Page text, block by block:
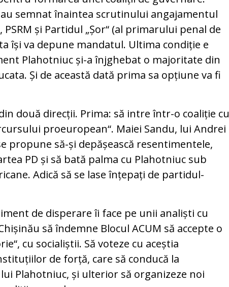
au semnat înaintea scrutinului angajamentul
PSRM și Partidul „Șor“ (al primarului penal de
își va depune mandatul. Ultima condiție e
Plahotniuc și-a înjghebat o majoritate din
Și de această dată prima sa opțiune va fi
două direcții. Prima: să intre într-o coaliție cu
proeuropean“. Maiei Sandu, lui Andrei
propune să-și depășească resentimentele,
PD și să bată palma cu Plahotniuc sub
Adică să se lase înțepați de partidul-
de disperare îi face pe unii analiști cu
să îndemne Blocul ACUM să accepte o
cu socialiștii. Să voteze cu aceștia
de forță, care să conducă la
Plahotniuc, și ulterior să organizeze noi